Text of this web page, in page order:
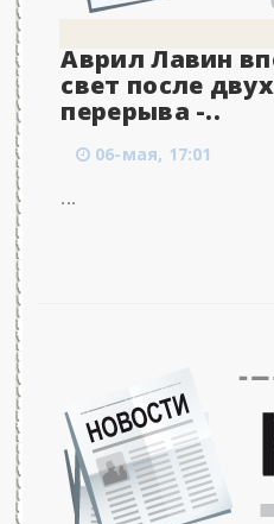
Аврил Лавин
свет после
перерыва -..
06-мая, 17:01
...